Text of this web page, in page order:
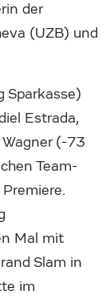
der
(UZB) und
Sparkasse)
Estrada,
(-73
Team-
Mal mit
Slam in
im